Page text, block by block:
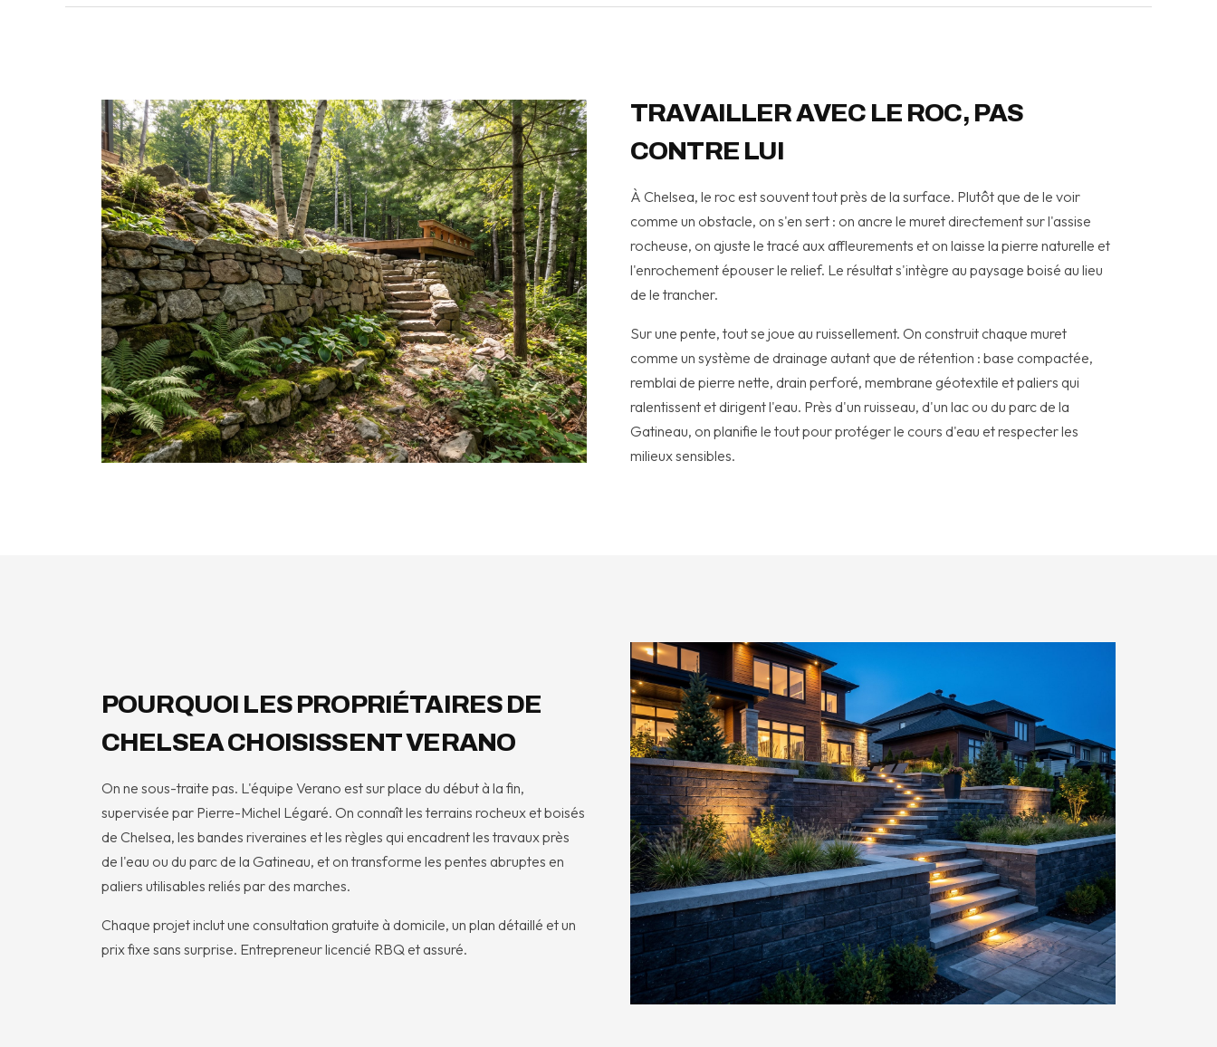
TRAVAILLER AVEC LE ROC, PAS
CONTRE LUI
À Chelsea, le roc est souvent tout près de la surface. Plutôt que de le voir
comme un obstacle, on s'en sert : on ancre le muret directement sur l'assise
rocheuse, on ajuste le tracé aux affleurements et on laisse la pierre naturelle et
l'enrochement épouser le relief. Le résultat s'intègre au paysage boisé au lieu
de le trancher.
Sur une pente, tout se joue au ruissellement. On construit chaque muret
comme un système de drainage autant que de rétention : base compactée,
remblai de pierre nette, drain perforé, membrane géotextile et paliers qui
ralentissent et dirigent l'eau. Près d'un ruisseau, d'un lac ou du parc de la
Gatineau, on planifie le tout pour protéger le cours d'eau et respecter les
milieux sensibles.
POURQUOI LES PROPRIÉTAIRES DE
CHELSEA CHOISISSENT VERANO
On ne sous-traite pas. L'équipe Verano est sur place du début à la fin,
supervisée par Pierre-Michel Légaré. On connaît les terrains rocheux et boisés
de Chelsea, les bandes riveraines et les règles qui encadrent les travaux près
de l'eau ou du parc de la Gatineau, et on transforme les pentes abruptes en
paliers utilisables reliés par des marches.
Chaque projet inclut une consultation gratuite à domicile, un plan détaillé et un
prix fixe sans surprise. Entrepreneur licencié RBQ et assuré.